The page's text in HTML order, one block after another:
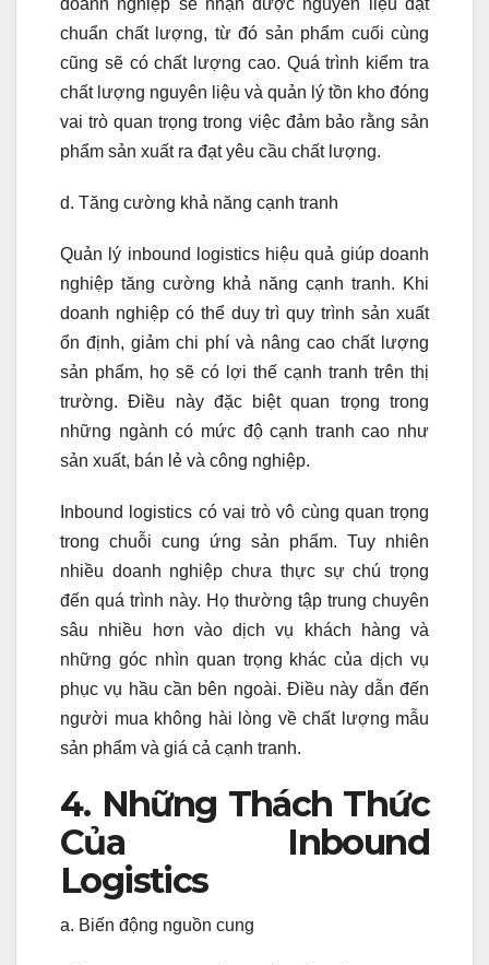
chuẩn chất lượng, từ đó sản phẩm cuối cùng
cũng sẽ có chất lượng cao. Quá trình kiểm tra
chất lượng nguyên liệu và quản lý tồn kho đóng
vai trò quan trọng trong việc đảm bảo rằng sản
phẩm sản xuất ra đạt yêu cầu chất lượng.
d. Tăng cường khả năng cạnh tranh
Quản lý inbound logistics hiệu quả giúp doanh
nghiệp tăng cường khả năng cạnh tranh. Khi
doanh nghiệp có thể duy trì quy trình sản xuất
ổn định, giảm chi phí và nâng cao chất lượng
sản phẩm, họ sẽ có lợi thế cạnh tranh trên thị
trường. Điều này đặc biệt quan trọng trong
những ngành có mức độ cạnh tranh cao như
sản xuất, bán lẻ và công nghiệp.
Inbound logistics có vai trò vô cùng quan trọng
trong chuỗi cung ứng sản phẩm. Tuy nhiên
nhiều doanh nghiệp chưa thực sự chú trọng
đến quá trình này. Họ thường tập trung chuyên
sâu nhiều hơn vào dịch vụ khách hàng và
những góc nhìn quan trọng khác của dịch vụ
phục vụ hầu cần bên ngoài. Điều này dẫn đến
người mua không hài lòng về chất lượng mẫu
sản phẩm và giá cả cạnh tranh.
4. Những Thách Thức
Của Inbound
Logistics
a. Biến động nguồn cung